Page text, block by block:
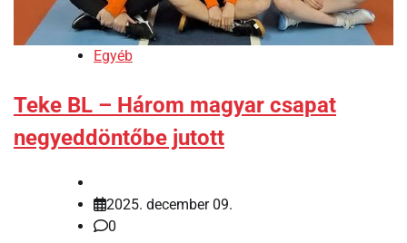
Egyéb
Teke BL – Három magyar csapat
negyeddöntőbe jutott
2025. december 09.
0